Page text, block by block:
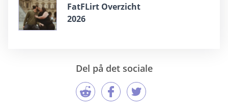
FatFLirt Overzicht
2026
Del på det sociale